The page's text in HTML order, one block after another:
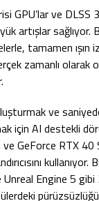
GPU’lar ve DLSS
artışlar sağlıyor.
tamamen ışın
zamanlı
ve
için AI destekli
GeForce RTX 40
kullanıyor.
Engine 5